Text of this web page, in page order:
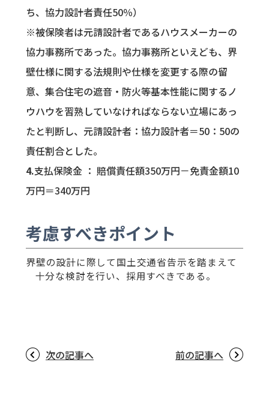
ち、協力設計者責任50％）
※被保険者は元請設計者であるハウスメーカーの
協力事務所であった。協力事務所といえども、界
壁仕様に関する法規則や仕様を変更する際の留
意、集合住宅の遮音・防火等基本性能に関するノ
ウハウを習熟していなければならない立場にあっ
たと判断し、元請設計者：協力設計者＝50：50の
責任割合とした。
支払保険金 ： 賠償責任額350万円－免責金額10
万円＝340万円
考慮すべきポイント
界壁の設計に際して国土交通省告示を踏まえて
十分な検討を行い、採用すべきである。
次の記事へ 前の記事へ